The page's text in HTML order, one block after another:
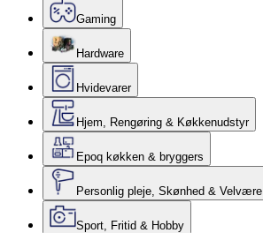
Gaming
Hardware
Hvidevarer
Hjem, Rengøring & Køkkenudstyr
Epoq køkken & bryggers
Personlig pleje, Skønhed & Velvære
Sport, Fritid & Hobby